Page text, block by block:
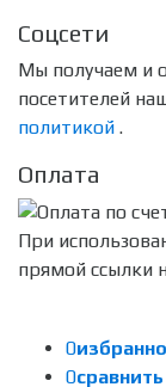
Соцсети
Мы получаем и
посетителей
политикой .
Оплата
При
прямой ссылки
0
0сравнить